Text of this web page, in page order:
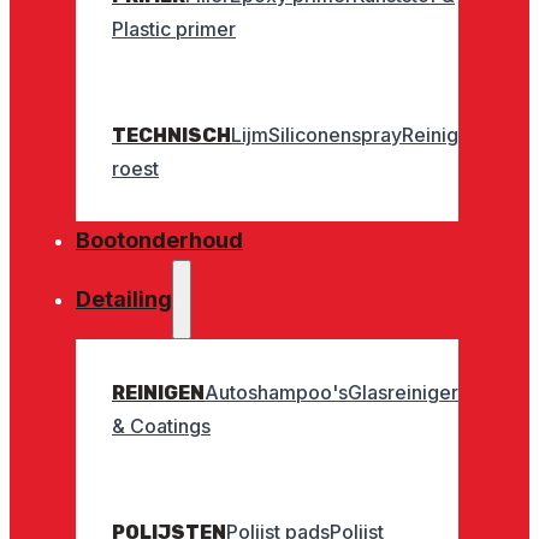
Plastic primer
TECHNISCHLijmSiliconensprayReinigers
roest
Bootonderhoud
Detailing
REINIGENAutoshampoo'sGlasreinigers
& Coatings
POLIJSTENPolijst padsPolijst